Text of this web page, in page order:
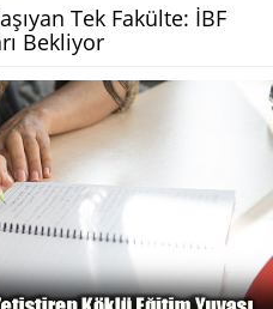
Tek Fakülte: İBF
Bekliyor